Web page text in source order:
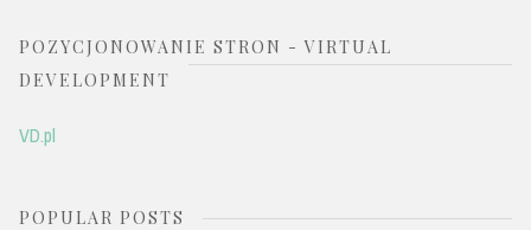
POZYCJONOWANIE STRON - VIRTUAL
DEVELOPMENT
VD.pl
POPULAR POSTS